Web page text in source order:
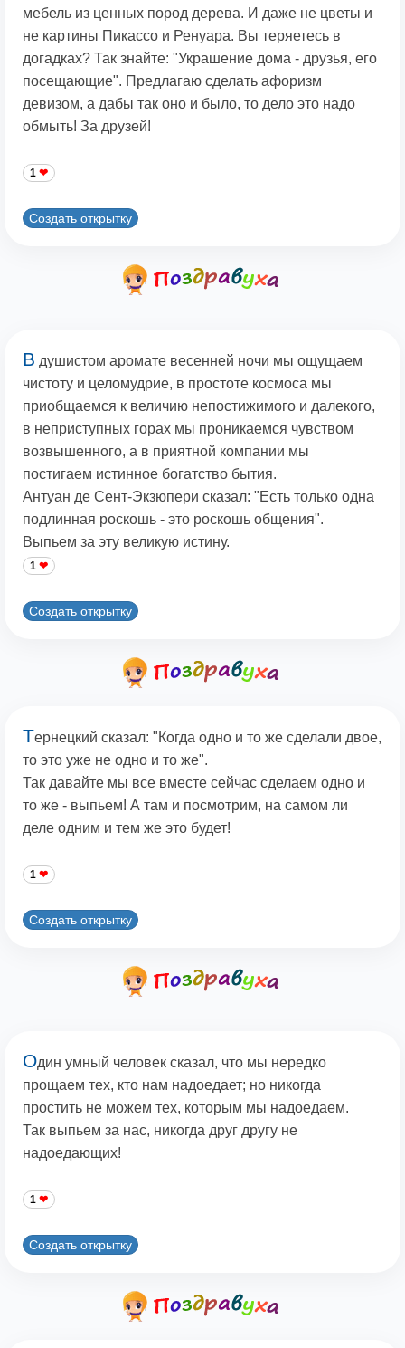
мебель из ценных пород дерева. И даже не цветы и
не картины Пикассо и Ренуара. Вы теряетесь в
догадках? Так знайте: "Украшение дома - друзья, его
посещающие". Предлагаю сделать афоризм
девизом, а дабы так оно и было, то дело это надо
обмыть! За друзей!
1
Создать открытку
В душистом аромате весенней ночи мы ощущаем
чистоту и целомудрие, в простоте космоса мы
приобщаемся к величию непостижимого и далекого,
в неприступных горах мы проникаемся чувством
возвышенного, а в приятной компании мы
постигаем истинное богатство бытия.
Антуан де Сент-Экзюпери сказал: "Есть только одна
подлинная роскошь - это роскошь общения".
Выпьем за эту великую истину.
1
Создать открытку
Тернецкий сказал: "Когда одно и то же сделали двое,
то это уже не одно и то же".
Так давайте мы все вместе сейчас сделаем одно и
то же - выпьем! А там и посмотрим, на самом ли
деле одним и тем же это будет!
1
Создать открытку
Один умный человек сказал, что мы нередко
прощаем тех, кто нам надоедает; но никогда
простить не можем тех, которым мы надоедаем.
Так выпьем за нас, никогда друг другу не
надоедающих!
1
Создать открытку